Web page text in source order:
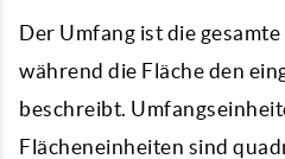
Der Umfang ist die
während die Fläche den
beschreibt.
Flächeneinheiten sind